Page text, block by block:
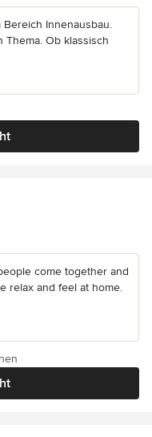
Innenausbau.
Ob klassisch
Sternen
come together and
relax and feel at home.